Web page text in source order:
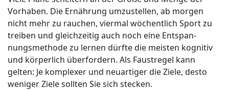
Vorhaben. Die Ernährung umzustellen, ab morgen
nicht mehr zu rauchen, viermal wöchentlich Sport zu
treiben und gleichzeitig auch noch eine Entspan-
nungsmethode zu lernen dürfte die meisten kognitiv
und körperlich überfordern. Als Faustregel kann
gelten: Je komplexer und neuartiger die Ziele, desto
weniger Ziele sollten Sie sich stecken.